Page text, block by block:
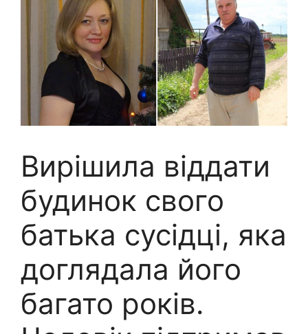
Вирішила віддати
будинок свого
батька сусідці, яка
доглядала його
багато років.